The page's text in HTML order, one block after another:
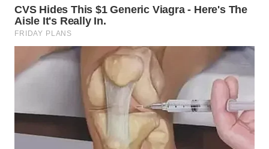
WN
KARO
WN
SIMALUNGUN
WN